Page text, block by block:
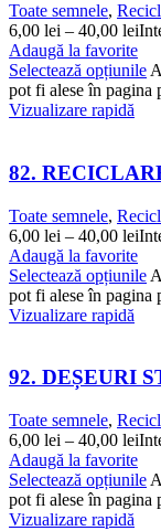
Toate semnele,
6,00 lei – 40,00 lei
Adaugă la favorite
Selectează opțiunile
pot fi alese în pagina
Vizualizare rapidă
82.
Toate semnele,
6,00 lei – 40,00 lei
Adaugă la favorite
Selectează opțiunile
pot fi alese în pagina
Vizualizare rapidă
92. DEȘEURI
Toate semnele,
6,00 lei – 40,00 lei
Adaugă la favorite
Selectează opțiunile
pot fi alese în pagina
Vizualizare rapidă